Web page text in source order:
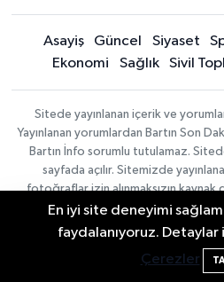
Asayiş Güncel Siyaset
Ekonomi
Sağlık Sivil
Sitede yayınlanan içerik ve
Yayınlanan yorumlardan Bartın Son
Bartın İnfo sorumlu tutulamaz.
sayfada açılır. Sitemizde
fotoğraflar izin alınmaksızın
ortamda kullanılamaz
Spor
Turizm
En iyi site deneyimi
faydalanıyoruz. Detaylar
Çerezler
Bartın'da Şafak
Şüpheli Aranıyor